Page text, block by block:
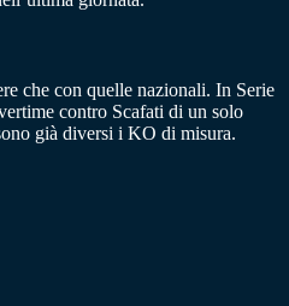
che con quelle nazionali. In Serie
contro Scafati di un solo
già diversi i KO di misura.